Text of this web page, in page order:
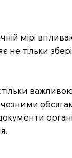
мірі
тільки